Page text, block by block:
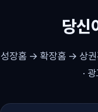
당신
성장홈 → 확장홈 → 상권
·